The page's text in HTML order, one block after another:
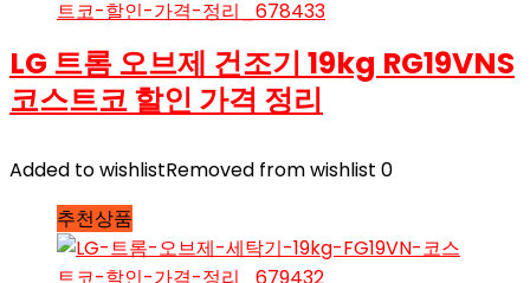
LG 트롬 오브제 건조기 19kg RG19VNS
코스트코 할인 가격 정리
Added to wishlistRemoved from wishlist 0
추천상품